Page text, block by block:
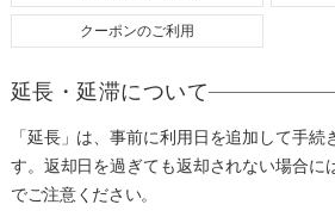
クーポンのご利用
延長・延滞について
「延長」は、事前に利用日を追加して手続
す。返却日を過ぎても返却されない場合に
でご注意ください。